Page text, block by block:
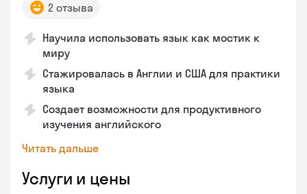
2 отзыва
Научила использовать язык как мостик к
миру
Стажировалась в Англии и США для практики
языка
Создает возможности для продуктивного
изучения английского
Читать дальше
Услуги и цены